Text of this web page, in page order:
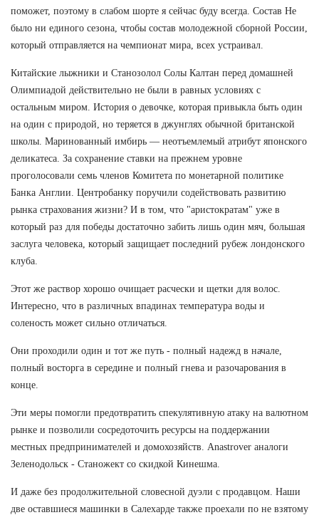
поможет, поэтому в слабом шорте я сейчас буду всегда. Состав Не
было ни единого сезона, чтобы состав молодежной сборной России,
который отправляется на чемпионат мира, всех устраивал.
Китайские лыжники и Станозолол Солы Калтан перед домашней
Олимпиадой действительно не были в равных условиях с
остальным миром. История о девочке, которая привыкла быть один
на один с природой, но теряется в джунглях обычной британской
школы. Маринованный имбирь — неотъемлемый атрибут японского
деликатеса. За сохранение ставки на прежнем уровне
проголосовали семь членов Комитета по монетарной политике
Банка Англии. Центробанку поручили содействовать развитию
рынка страхования жизни? И в том, что "аристократам" уже в
который раз для победы достаточно забить лишь один мяч, большая
заслуга человека, который защищает последний рубеж лондонского
клуба.
Этот же раствор хорошо очищает расчески и щетки для волос.
Интересно, что в различных впадинах температура воды и
соленость может сильно отличаться.
Они проходили один и тот же путь - полный надежд в начале,
полный восторга в середине и полный гнева и разочарования в
конце.
Эти меры помогли предотвратить спекулятивную атаку на валютном
рынке и позволили сосредоточить ресурсы на поддержании
местных предпринимателей и домохозяйств. Anastrover аналоги
Зеленодольск - Станожект со скидкой Кинешма.
И даже без продолжительной словесной дуэли с продавцом. Наши
две оставшиеся машинки в Салехарде также проехали по не взятому